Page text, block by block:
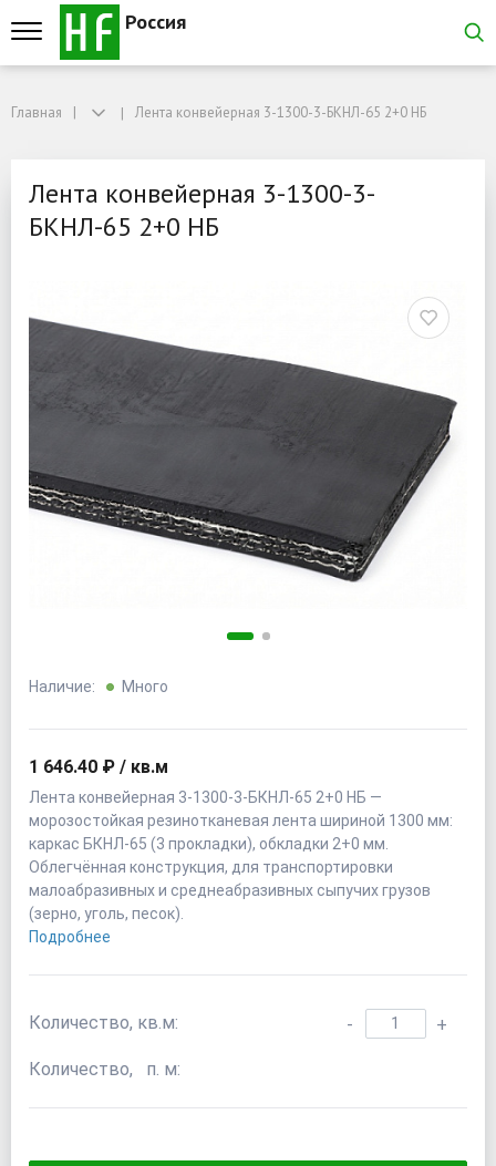
Россия
Лента конвейерная 3-1300-3-БКНЛ-65 2+0 НБ
Главная Лента конвейерная 3-1300-3-БКНЛ-65 2+0 НБ
Лента конвейерная 3-1300-3-
БКНЛ-65 2+0 НБ
Наличие: Много
1 646.40 ₽ / кв.м
Лента конвейерная 3-1300-3-БКНЛ-65 2+0 НБ —
морозостойкая резинотканевая лента шириной 1300 мм:
каркас БКНЛ-65 (3 прокладки), обкладки 2+0 мм.
Облегчённая конструкция, для транспортировки
малоабразивных и среднеабразивных сыпучих грузов
(зерно, уголь, песок).
Подробнее
Количество, кв.м: - +
Количество, п. м: